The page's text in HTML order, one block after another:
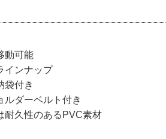
動可能
インナップ
袋付き
ルダーベルト付き
耐久性のあるPVC素材